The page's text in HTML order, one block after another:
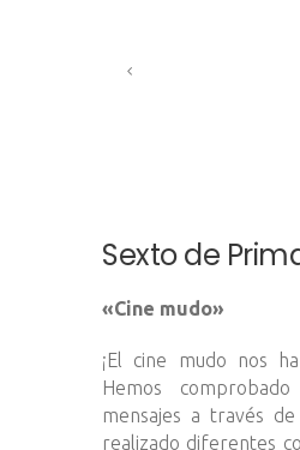
Sexto de
«Cine mudo»
¡El cine mudo nos
Hemos
mensajes a través
realizado diferentes